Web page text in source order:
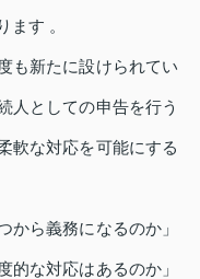
ます 。
も新たに設けられてい
人としての申告を行う
軟な対応を可能にする
から義務になるのか」
的な対応はあるのか」